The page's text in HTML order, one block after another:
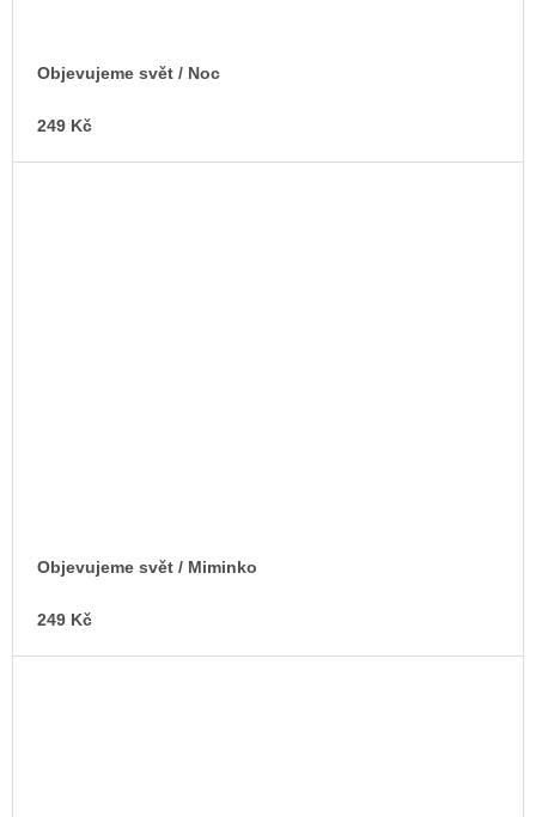
Objevujeme svět / Noc
249 Kč
Objevujeme svět / Miminko
249 Kč